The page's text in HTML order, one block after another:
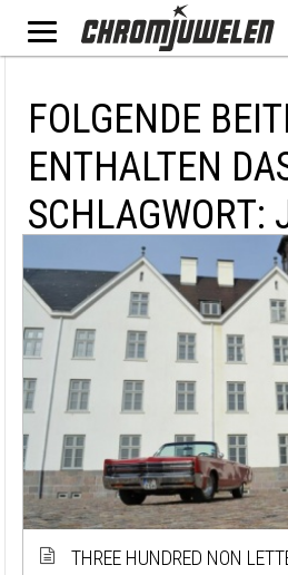
FOLGENDE
ENTHALTEN
SCHLAGWORT:
THREE HUNDRED NON